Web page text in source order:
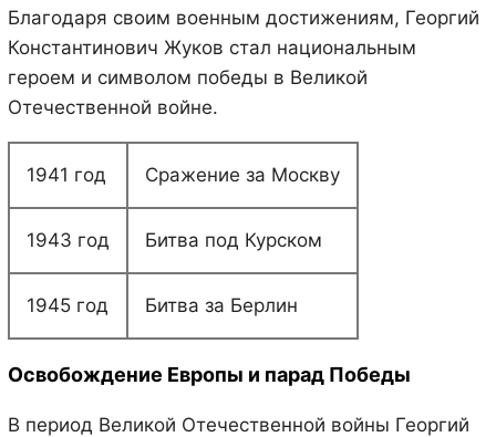
Благодаря своим военным достижениям, Георгий
Константинович Жуков стал национальным
героем и символом победы в Великой
Отечественной войне.
1941 год Сражение за Москву
1943 год Битва под Курском
1945 год Битва за Берлин
Освобождение Европы и парад Победы
В период Великой Отечественной войны Георгий